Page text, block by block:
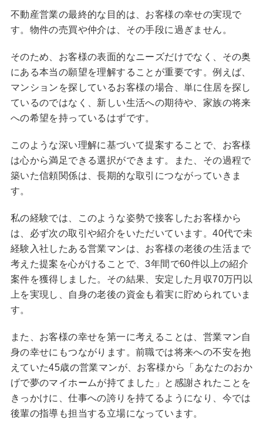
不動産営業の最終的な目的は、お客様の幸せの実現で
す。物件の売買や仲介は、その手段に過ぎません。
そのため、お客様の表面的なニーズだけでなく、その奥
にある本当の願望を理解することが重要です。例えば、
マンションを探しているお客様の場合、単に住居を探し
ているのではなく、新しい生活への期待や、家族の将来
への希望を持っているはずです。
このような深い理解に基づいて提案することで、お客様
は心から満足できる選択ができます。また、その過程で
築いた信頼関係は、長期的な取引につながっていきま
す。
私の経験では、このような姿勢で接客したお客様から
は、必ず次の取引や紹介をいただいています。40代で未
経験入社したある営業マンは、お客様の老後の生活まで
考えた提案を心がけることで、3年間で60件以上の紹介
案件を獲得しました。その結果、安定した月収70万円以
上を実現し、自身の老後の資金も着実に貯められていま
す。
また、お客様の幸せを第一に考えることは、営業マン自
身の幸せにもつながります。前職では将来への不安を抱
えていた45歳の営業マンが、お客様から「あなたのおか
げで夢のマイホームが持てました」と感謝されたことを
きっかけに、仕事への誇りを持てるようになり、今では
後輩の指導も担当する立場になっています。